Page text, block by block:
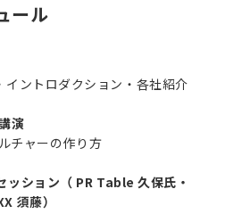
ール
ントロダクション・各社紹介
演
チャーの作り方
ション（ PR Table 久保氏・
須藤）